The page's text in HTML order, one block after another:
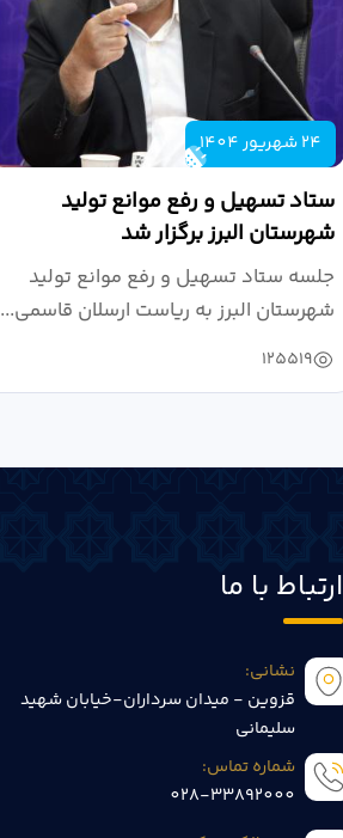
24 شهریور 1404
ستاد تسهیل و رفع موانع تولید
شهرستان البرز برگزار شد
جلسه ستاد تسهیل و رفع موانع تولید
شهرستان البرز به ریاست ارسلان قاسمی...
125519
ارتباط با ما
نشانی:
قزوین - میدان سرداران-خیابان شهید
سلیمانی
شماره تماس:
028-33892000